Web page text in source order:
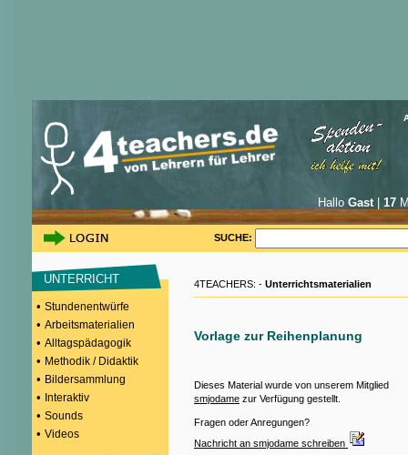
Hallo Gast| 17
SUCHE:
UNTERRICHT
• Stundenentwürfe
• Arbeitsmaterialien
• Alltagspädagogik
• Methodik / Didaktik
• Bildersammlung
• Interaktiv
• Sounds
• Videos
4TEACHERS: - Unterrichtsmaterialien
Vorlage zur Reihenplanung
Dieses Material wurde von unserem Mitglied
smjodame zur Verfügung gestellt.
Fragen oder Anregungen?
Nachricht an smjodame schreiben